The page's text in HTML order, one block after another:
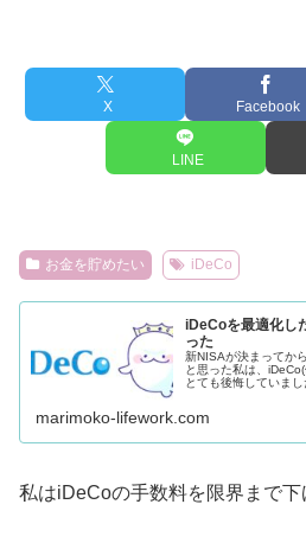
X Facebook
LINE
お金を貯めたい iDeCo
iDeCoを最適化し
った
新NISAが決まってか
と思った私は、
とても後悔していま
marimoko-lifework.com
私はiDeCoの手数料を限界まで下